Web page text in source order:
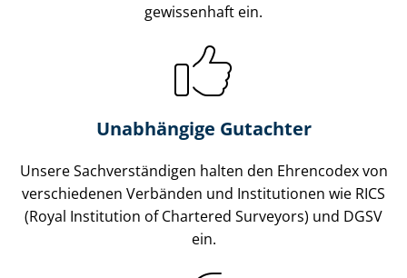
gewissenhaft ein.
Unabhängige Gutachter
Unsere Sach­ver­stän­di­gen halten den Ehrencodex von
verschiedenen Verbänden und Institutionen wie RICS
(Royal Institution of Chartered Surveyors) und DGSV
ein.